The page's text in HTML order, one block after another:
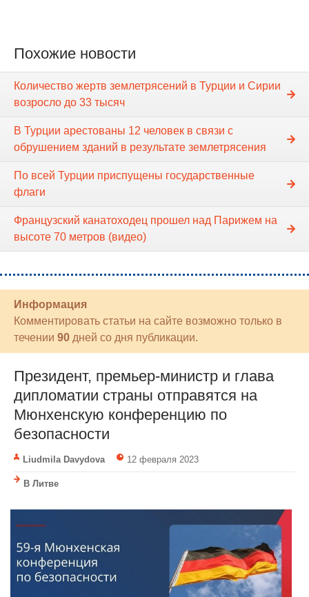
Похожие новости
Количество жертв землетрясений в Турции и Сирии
возросло до 33 тысяч
В Турции арестованы 12 человек в связи с
обрушением зданий в результате землетрясения
По всей Турции приспущены государственные
флаги
Французский канатоходец прошел над Парижем на
высоте 70 метров (видео)
Информация
Комментировать статьи на сайте возможно только в
течении 90 дней со дня публикации.
Президент, премьер-министр и глава
дипломатии страны отправятся на
Мюнхенскую конференцию по
безопасности
Liudmila Davydova 12 февраля 2023
В Литве